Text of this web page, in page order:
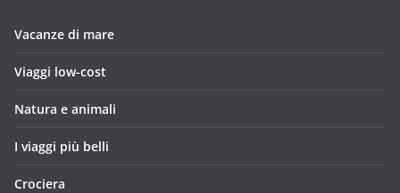
Vacanze di mare
Viaggi low-cost
Natura e animali
I viaggi più belli
Crociera